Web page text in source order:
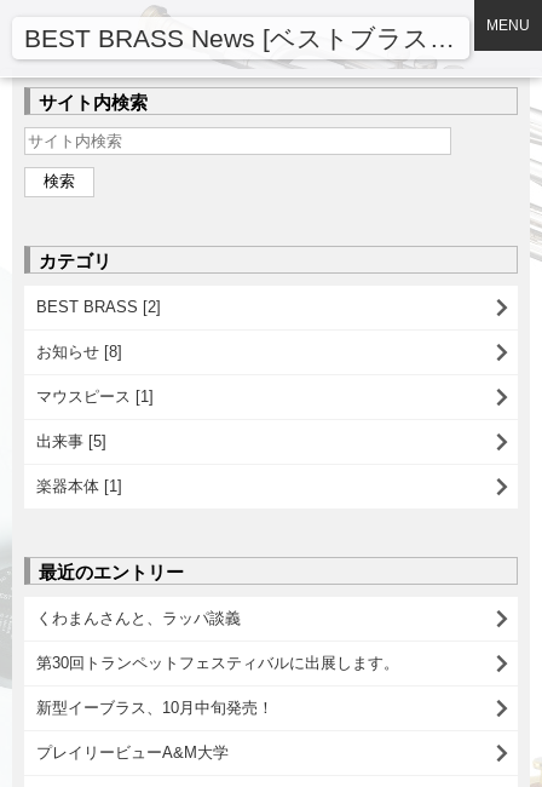
BEST BRASS News [ベストブラスニュース] MENU
サイト内検索
カテゴリ
BEST BRASS [2]
お知らせ [8]
マウスピース [1]
出来事 [5]
楽器本体 [1]
最近のエントリー
くわまんさんと、ラッパ談義
第30回トランペットフェスティバルに出展します。
新型イーブラス、10月中旬発売！
プレイリービューA&M大学